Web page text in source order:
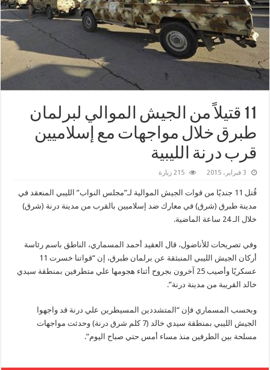
11 قتيلاً من الجيش الموالي لبرلمان
طبرق خلال مواجهات مع إسلاميين
قرب درنة الليبية
3 فبراير، 2015 215 زيارة
قُتل 11 جنديًا من قوات الجيش الموالية لـ”مجلس النواب” الليبي المنعقد في
مدينة طبرق (شرق) في معارك ضد إسلاميين بالقرب من مدينة درنة (شرق)
خلال الـ 24 ساعة الماضية.
وفي تصريحات للأناضول، قال العقيد أحمد المسماري، الناطق باسم رئاسة
أركان الجيش الليبي المنبثقة عن برلمان طبرق، إن “قواتنا خسرت 11
عسكريًا وأصيب 25 آخرون بجروح أثناء هجومها علي متطرفين بمنطقة سيدي
خالد القريبة من مدينة درنة”.
وبحسب المسماري فإن “المتشددين المسيطرين علي درنة قد واجهوا
الجيش الليبي بمنطقة سيدي خالد (7 كلم شرق درنة) وحدثت مواجهات
مسلحة بين الطرفين منذ مساء أمس حتي صباح اليوم”.